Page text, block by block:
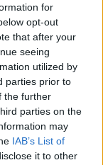
for
opt-out
that after your
seeing
utilized by
parties prior to
the further
parties on the
may
IAB’s List of
it to other
Latest
RS 2.7 Safari
vimos